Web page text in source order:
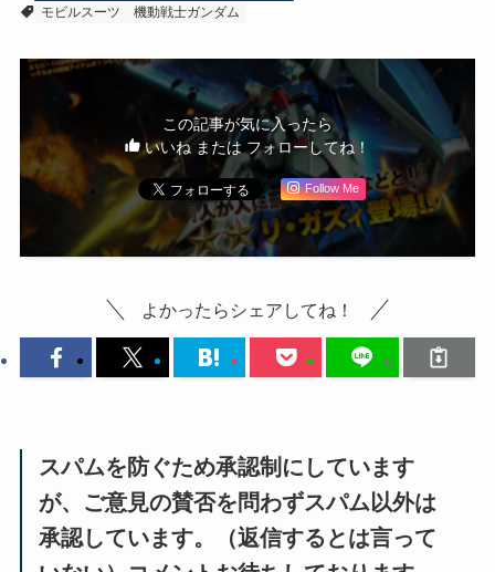
モビルスーツ
機動戦士ガンダム
この記事が気に入ったら
いいね または フォローしてね！
Follow Me
よかったらシェアしてね！
スパムを防ぐため承認制にしています
が、ご意見の賛否を問わずスパム以外は
承認しています。（返信するとは言って